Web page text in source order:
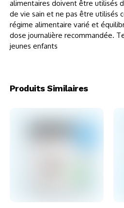
alimentaires doivent être utilisés
de vie sain et ne pas être utilisés
régime alimentaire varié et
dose journalière recommandée.
jeunes enfants
Produits Similaires